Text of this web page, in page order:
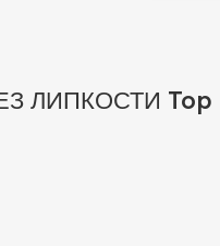
ЛИПКОСТИ Top